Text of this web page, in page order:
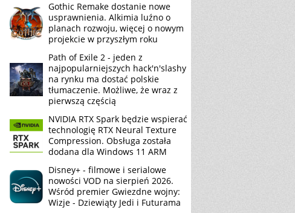
Gothic Remake dostanie nowe
usprawnienia. Alkimia luźno o
planach rozwoju, więcej o nowym
projekcie w przyszłym roku
Path of Exile 2 - jeden z
najpopularniejszych hack'n'slashy
na rynku ma dostać polskie
tłumaczenie. Możliwe, że wraz z
pierwszą częścią
NVIDIA RTX Spark będzie wspierać
technologię RTX Neural Texture
Compression. Obsługa została
dodana dla Windows 11 ARM
Disney+ - filmowe i serialowe
nowości VOD na sierpień 2026.
Wśród premier Gwiezdne wojny:
Wizje - Dziewiąty Jedi i Futurama